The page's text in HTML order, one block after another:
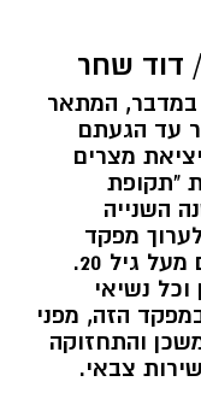
דוד שחר
במדבר, המתאר
עד הגעתם
מצרים
"תקופת
השנייה
מפקד
אוכלסין בקרב העם, לכל הגברים מעל גיל 20.
נשיאי
הזה, מפני
והתחזוקה
צבאי.